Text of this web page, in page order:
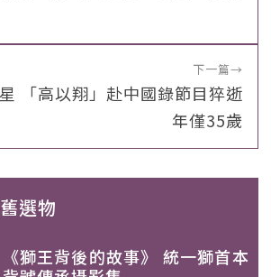
下一篇→
「高以翔」赴中國錄節目猝逝
年僅35歲
選物
《獅王背後的故事》 統一獅首本